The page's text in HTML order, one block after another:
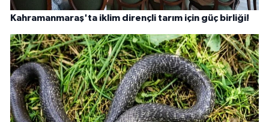
Kahramanmaraş'ta iklim dirençli tarım için güç birliği!